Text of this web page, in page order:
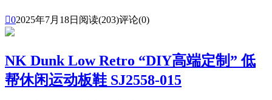
02025年7月18日 阅读(203)评论(0)
NK Dunk Low Retro “DIY高端定制” 低
帮休闲运动板鞋 SJ2558-015